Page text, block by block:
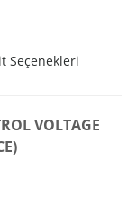
Seçenekleri
VOLTAGE